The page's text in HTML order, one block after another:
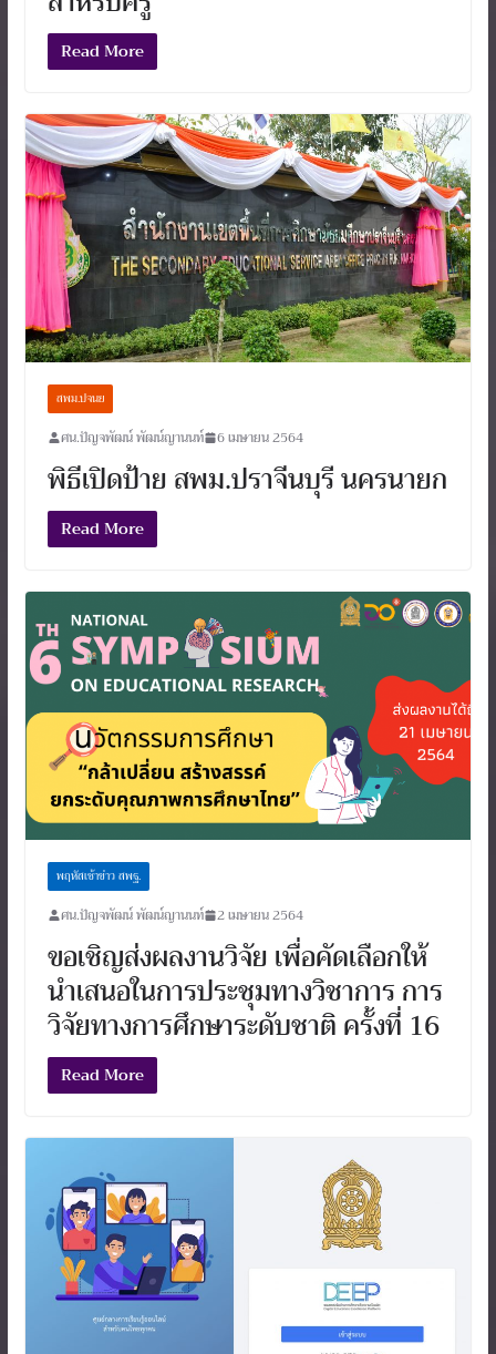
Read More
สพม.ปจนย
ศน.ปัญจพัฒน์ พัฒน์ญานนท์ 6 เมษายน 2564
พิธีเปิดป้าย สพม.ปราจีนบุรี นครนายก
Read More
พฤหัสเช้าข่าว สพฐ.
ศน.ปัญจพัฒน์ พัฒน์ญานนท์ 2 เมษายน 2564
ขอเชิญส่งผลงานวิจัย เพื่อคัดเลือกให้
นำเสนอในการประชุมทางวิชาการ การ
วิจัยทางการศึกษาระดับชาติ ครั้งที่ 16
Read More